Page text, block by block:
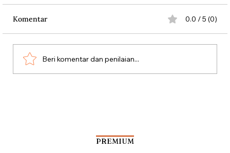
Dari Srebrenica ke Palestina
Komentar 0.0 / 5 (0)
Beri komentar dan penilaian...
PREMIUM